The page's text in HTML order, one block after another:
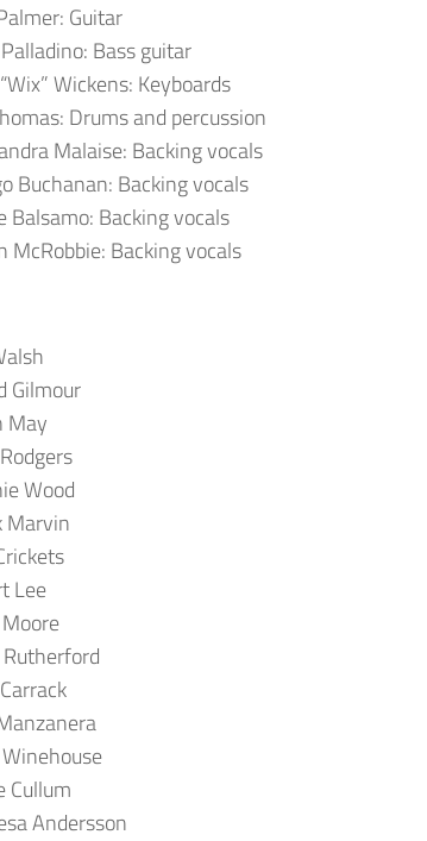
Guitar
Bass guitar
Wickens: Keyboards
Drums and percussion
Malaise: Backing vocals
Buchanan: Backing vocals
Balsamo: Backing vocals
McRobbie: Backing vocals
Gilmour
May
Wood
Marvin
Lee
Cullum
Andersson